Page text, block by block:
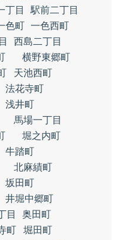
丁目
駅前二丁目
色町 一色西町
西島二丁目
横野東郷町
天池西町
法花寺町
浅井町
馬場一丁目
堀之内町
牛踏町
北麻績町
坂田町
井堀中郷町
目
奥田町
町
堀田町